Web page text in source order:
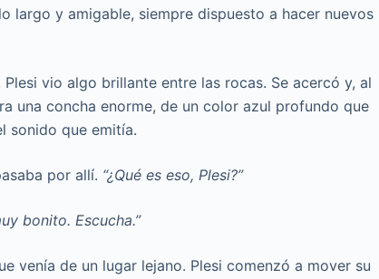
largo y amigable, siempre dispuesto a hacer nuevos
vio algo brillante entre las rocas. Se acercó y, al
una concha enorme, de un color azul profundo que
sonido que emitía.
por allí. “¿Qué es eso, Plesi?”
bonito. Escucha.”
venía de un lugar lejano. Plesi comenzó a mover su